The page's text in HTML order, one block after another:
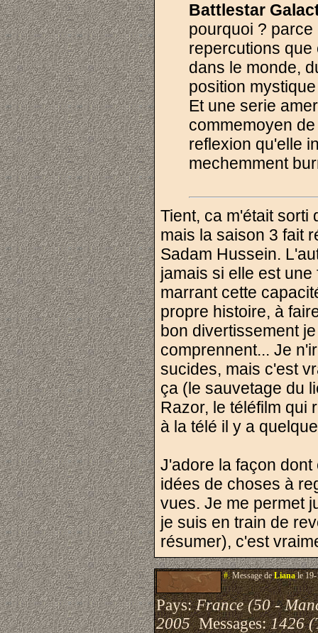
Battlestar
pourquoi ?
repercutions que
dans le monde,
position
Et une serie
commemoyen
reflexion qu'elle
mechemment
Tient, ca m'était sorti
mais la saison 3 fait
Sadam Hussein.
jamais si elle est
marrant cette
propre histoire, à
bon divertissement
comprennent... Je
sucides, mais c'est
ça (le sauvetage du
Razor, le téléfilm qui
à la télé il y a
J'adore la façon
idées de choses à
vues. Je me permet
je suis en train de
résumer), c'est
#.Message deLianale 19-
Pays:France (50 -
2005Messages:1426